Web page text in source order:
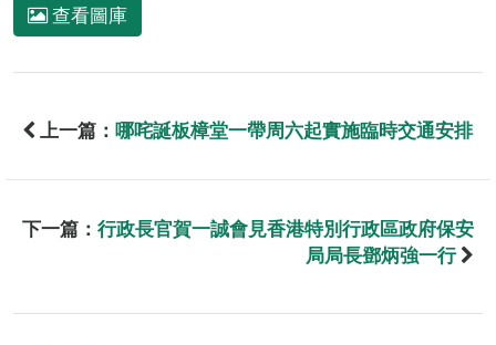
查看圖庫
上一篇： 哪咤誕板樟堂一帶周六起實施臨時交通安排
下一篇： 行政長官賀一誠會見香港特別行政區政府保安
局局長鄧炳強一行